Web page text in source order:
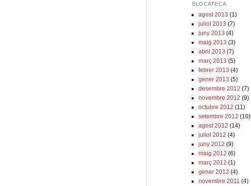
BLOCATECA
agost 2013 (1)
juliol 2013 (7)
juny 2013 (4)
maig 2013 (3)
abril 2013 (7)
març 2013 (5)
febrer 2013 (4)
gener 2013 (5)
desembre 2012 (7)
novembre 2012 (9)
octubre 2012 (11)
setembre 2012 (10)
agost 2012 (14)
juliol 2012 (4)
juny 2012 (9)
maig 2012 (6)
març 2012 (1)
gener 2012 (4)
novembre 2011 (4)